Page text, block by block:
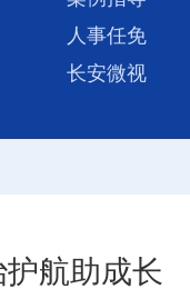
人事任免
长安微视
航助成长